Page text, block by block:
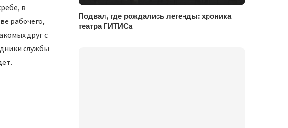
в
рабочего,
друг с
службы
Подвал, где рождались легенды: хроника
театра ГИТИСа